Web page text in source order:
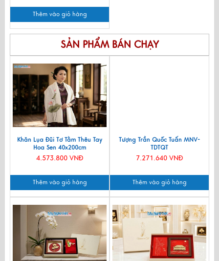
Thêm vào giỏ hàng
SẢN PHẨM BÁN CHẠY
Khăn Lụa Đũi Tơ Tằm Thêu Tay
Hoa Sen 40x200cm
KLNC40200/10
4.573.800 VNĐ
Thêm vào giỏ hàng
Tượng Trần Quốc Tuấn MNV-
TDTQT
7.271.640 VNĐ
Thêm vào giỏ hàng